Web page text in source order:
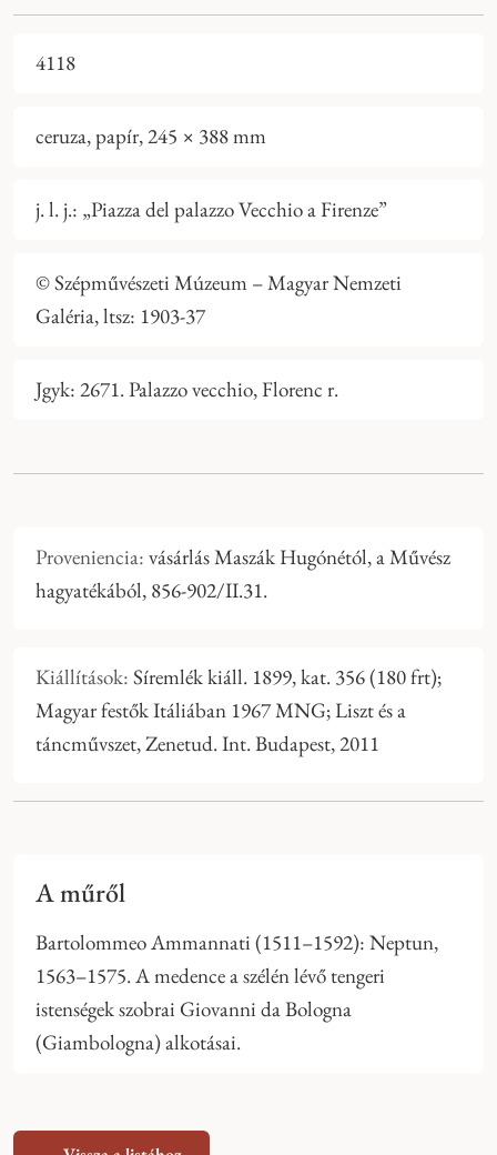
4118
ceruza, papír, 245 × 388 mm
j. l. j.: „Piazza del palazzo Vecchio a Firenze”
© Szépművészeti Múzeum – Magyar Nemzeti
Galéria, ltsz: 1903-37
Jgyk: 2671. Palazzo vecchio, Florenc r.
Proveniencia: vásárlás Maszák Hugónétól, a Művész
hagyatékából, 856-902/II.31.
Kiállítások: Síremlék kiáll. 1899, kat. 356 (180 frt);
Magyar festők Itáliában 1967 MNG; Liszt és a
táncművszet, Zenetud. Int. Budapest, 2011
A műről
Bartolommeo Ammannati (1511–1592): Neptun,
1563–1575. A medence a szélén lévő tengeri
istenségek szobrai Giovanni da Bologna
(Giambologna) alkotásai.